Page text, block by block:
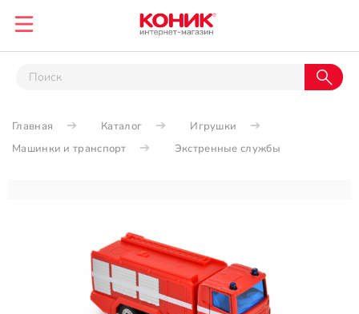
Главная Каталог
Игрушки
Машинки и транспорт
Экстренные службы